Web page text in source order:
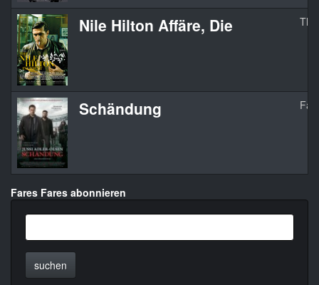
Nile Hilton Affäre, Die
Schändung
Fares Fares abonnieren
suchen